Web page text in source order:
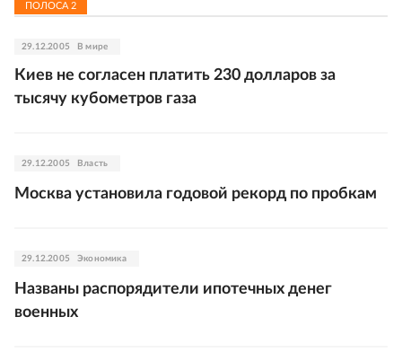
ПОЛОСА 2
29.12.2005 В мире
Киев не согласен платить 230 долларов за
тысячу кубометров газа
29.12.2005 Власть
Москва установила годовой рекорд по пробкам
29.12.2005 Экономика
Названы распорядители ипотечных денег
военных